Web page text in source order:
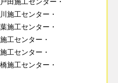
戸田施工センター
施工センター
施工センター
工センター
工センター
施工センター